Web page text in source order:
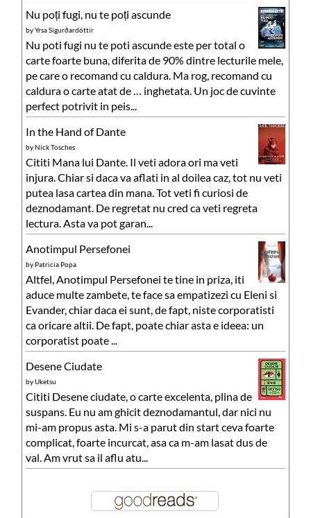
Nu poți fugi, nu te poți ascunde
byYrsa Sigurðardóttir
Nu poti fugi nu te poti ascunde este per total o
carte foarte buna, diferita de 90% dintre lecturile mele,
pe care o recomand cu caldura. Ma rog, recomand cu
caldura o carte atat de … inghetata. Un joc de cuvinte
perfect potrivit in peis...
In the Hand of Dante
byNick Tosches
Cititi Mana lui Dante. Il veti adora ori ma veti
injura. Chiar si daca va aflati in al doilea caz, tot nu veti
putea lasa cartea din mana. Tot veti fi curiosi de
deznodamant. De regretat nu cred ca veti regreta
lectura. Asta va pot garan...
Anotimpul Persefonei
by Patricia Popa
Altfel, Anotimpul Persefonei te tine in priza, iti
aduce multe zambete, te face sa empatizezi cu Eleni si
Evander, chiar daca ei sunt, de fapt, niste corporatisti
ca oricare altii. De fapt, poate chiar asta e ideea: un
corporatist poate ...
Desene Ciudate
byUketsu
Cititi Desene ciudate, o carte excelenta, plina de
suspans. Eu nu am ghicit deznodamantul, dar nici nu
mi-am propus asta. Mi s-a parut din start ceva foarte
complicat, foarte incurcat, asa ca m-am lasat dus de
val. Am vrut sa il aflu atu...